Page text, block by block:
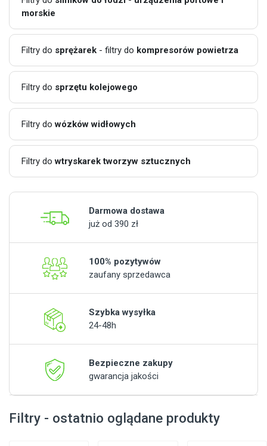
morskie
Filtry do sprężarek - filtry do kompresorów powietrza
Filtry do sprzętu kolejowego
Filtry dowózków widłowych
Filtry dowtryskarek tworzyw sztucznych
Darmowa dostawa
już od 390 zł
100% pozytywów
zaufany sprzedawca
Szybka wysyłka
24-48h
Bezpieczne zakupy
gwarancja jakości
Filtry - ostatnio oglądane produkty